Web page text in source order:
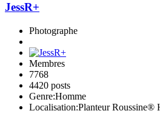
JessR+
Photographe
Membres
7768
4420 posts
Genre:Homme
Localisation:Planteur Roussine®